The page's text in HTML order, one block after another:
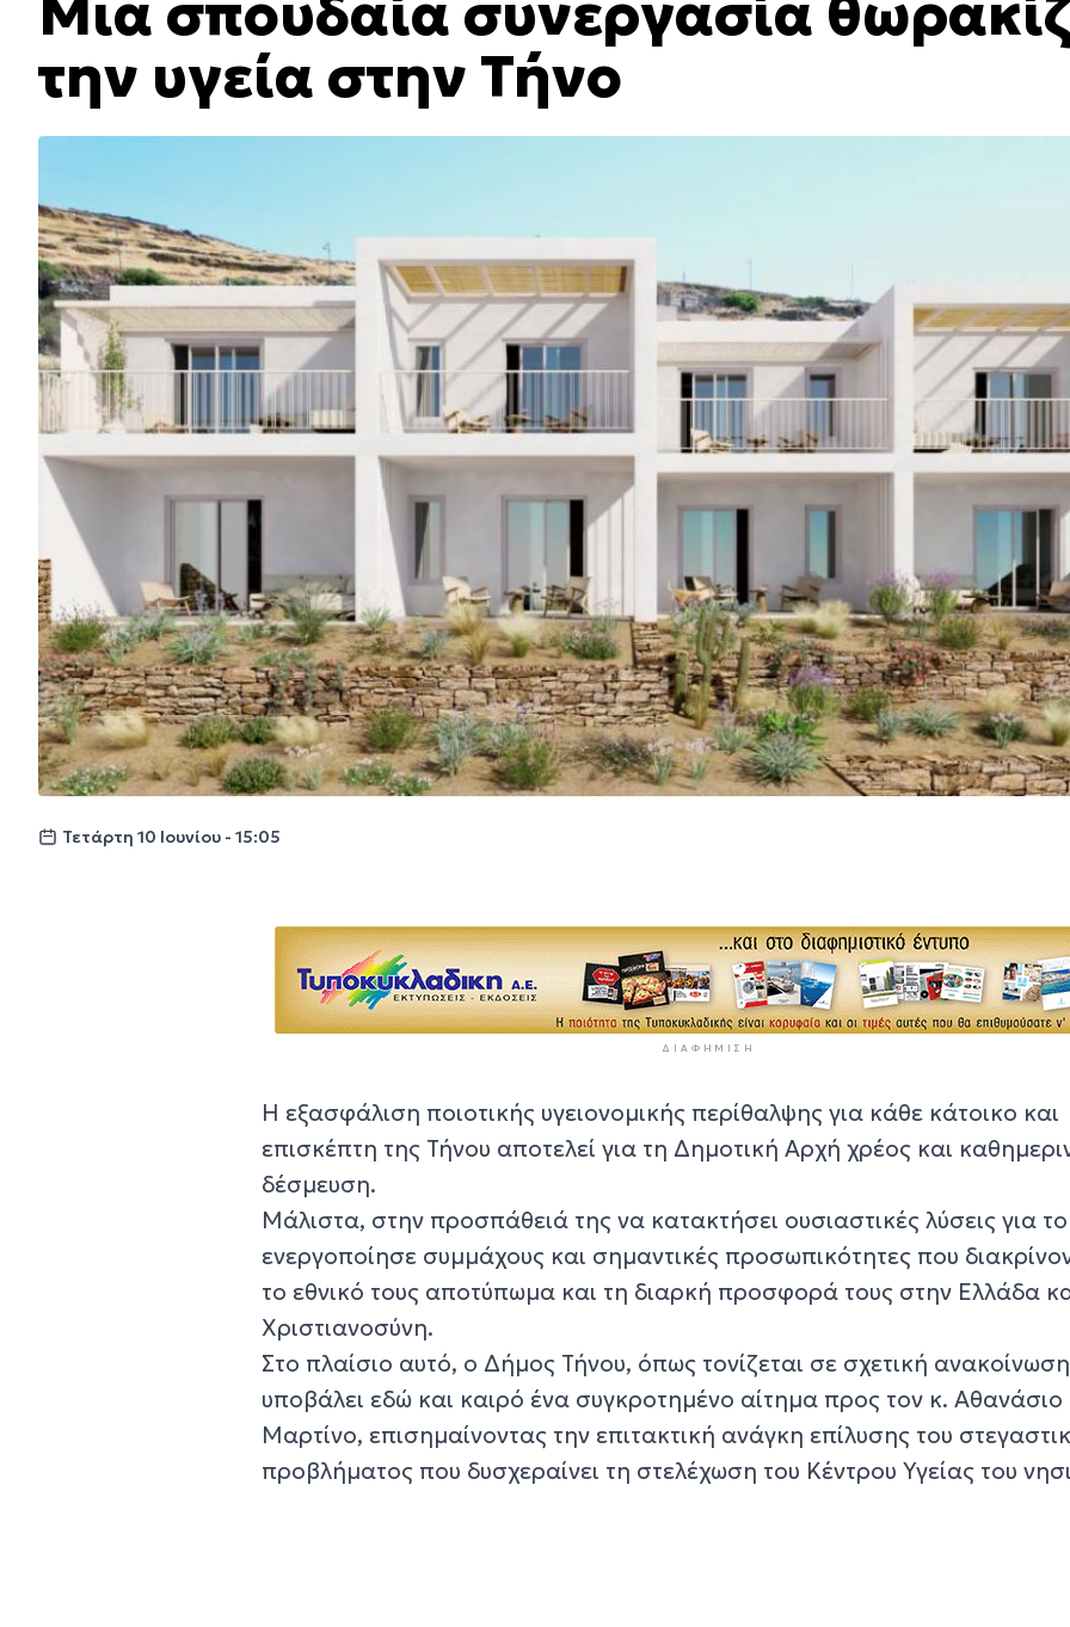
την υγεία στην Τήνο
Τετάρτη 10 Ιουνίου - 15:05
ΔΙΑΦΉΜΙΣΗ
Η εξασφάλιση ποιοτικής υγειονομικής περίθαλψης για κάθε κάτοικο και
επισκέπτη της Τήνου αποτελεί για τη Δημοτική Αρχή χρέος και
δέσμευση.
Μάλιστα, στην προσπάθειά της να κατακτήσει ουσιαστικές λύσεις για το
ενεργοποίησε συμμάχους και σημαντικές προσωπικότητες που
το εθνικό τους αποτύπωμα και τη διαρκή προσφορά τους στην Ελλάδα
Χριστιανοσύνη.
Στο πλαίσιο αυτό, ο Δήμος Τήνου, όπως τονίζεται σε σχετική
υποβάλει εδώ και καιρό ένα συγκροτημένο αίτημα προς τον κ. Αθανάσιο
Μαρτίνο, επισημαίνοντας την επιτακτική ανάγκη επίλυσης του
προβλήματος που δυσχεραίνει τη στελέχωση του Κέντρου Υγείας του